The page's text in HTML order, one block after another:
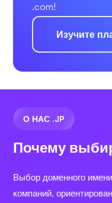
.com!
Изучите
О НАС .JP
Почему
Выбор доменного
компаний,